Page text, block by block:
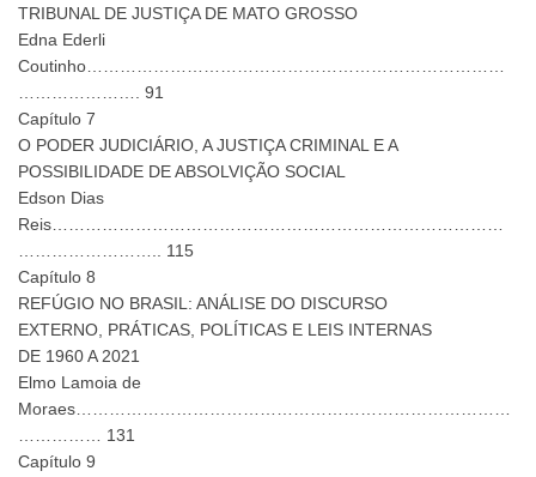
TRIBUNAL DE JUSTIÇA DE MATO GROSSO
Edna Ederli
Coutinho…………………………………………………………………
…………………. 91
Capítulo 7
O PODER JUDICIÁRIO, A JUSTIÇA CRIMINAL E A
POSSIBILIDADE DE ABSOLVIÇÃO SOCIAL
Edson Dias
Reis………………………………………………………………………
…………………….. 115
Capítulo 8
REFÚGIO NO BRASIL: ANÁLISE DO DISCURSO
EXTERNO, PRÁTICAS, POLÍTICAS E LEIS INTERNAS
DE 1960 A 2021
Elmo Lamoia de
Moraes……………………………………………………………………
…………… 131
Capítulo 9